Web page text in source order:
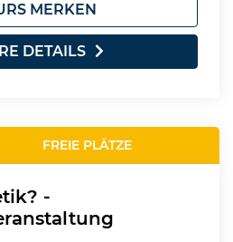
MERKEN
DETAILS
FREIE PLÄTZE
-